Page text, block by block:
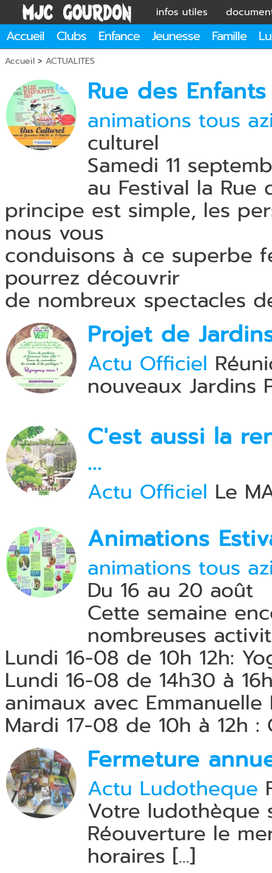
infos utiles
Accueil Clubs Enfance Jeunesse Famille
Accueil > ACTUALITES
Rue des
animations tous
culturel
Samedi 11
au Festival la Rue
principe est simple, les
nous vous
conduisons à ce superbe
pourrez découvrir
de nombreux spectacles
Projet de
Actu Officiel
nouveaux Jardins
C'est aussi la
...
Actu Officiel Le
Animations
animations tous
Du 16 au 20 août
Cette semaine
nombreuses
Lundi 16-08 de 10h 12h:
Lundi 16-08 de 14h30 à
animaux avec Emmanuelle
Mardi 17-08 de 10h à 12h
Fermeture
Actu Ludotheque
Votre ludothèque
Réouverture le
horaires [...]